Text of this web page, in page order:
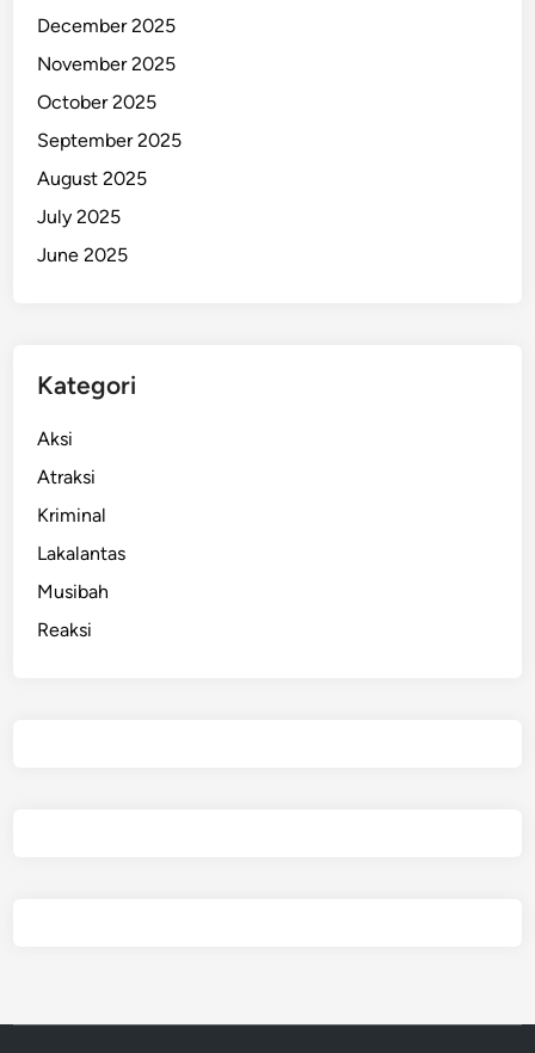
December 2025
November 2025
October 2025
September 2025
August 2025
July 2025
June 2025
Kategori
Aksi
Atraksi
Kriminal
Lakalantas
Musibah
Reaksi